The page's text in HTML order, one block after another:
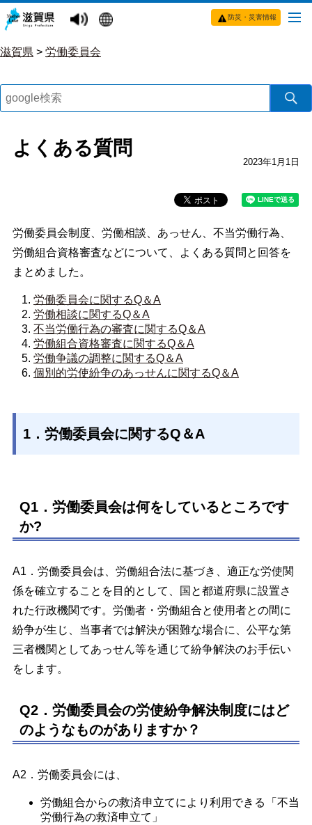
防災・災害情報
滋賀県 > 労働委員会
よくある質問
2023年1月1日
労働委員会制度、労働相談、あっせん、不当労働行為、
労働組合資格審査などについて、よくある質問と回答を
まとめました。
労働委員会に関するQ＆A
労働相談に関するQ＆A
不当労働行為の審査に関するQ＆A
労働組合資格審査に関するQ＆A
労働争議の調整に関するQ＆A
個別的労使紛争のあっせんに関するQ＆A
1．労働委員会に関するQ＆A
Q1．労働委員会は何をしているところです
か?
A1．労働委員会は、労働組合法に基づき、適正な労使関
係を確立することを目的として、国と都道府県に設置さ
れた行政機関です。労働者・労働組合と使用者との間に
紛争が生じ、当事者では解決が困難な場合に、公平な第
三者機関としてあっせん等を通じて紛争解決のお手伝い
をします。
Q2．労働委員会の労使紛争解決制度にはど
のようなものがありますか？
A2．労働委員会には、
労働組合からの救済申立てにより利用できる「不当
労働行為の救済申立て」